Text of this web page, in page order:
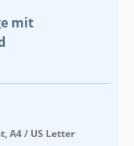
mit
A4 / US Letter